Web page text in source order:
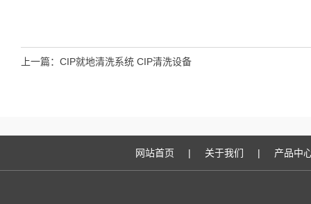
上一篇： CIP就地清洗系统 CIP清洗设备
网站首页 | 关于我们 | 产品中